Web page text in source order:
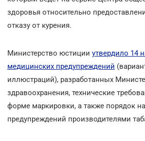
здоровья относительно
отказу от курения.
Министерство юстиции утвердило 14
медицинских предупреждений
иллюстраций), разработанных
здравоохранения, технические
форме маркировки, а также порядок
предупреждений производителями